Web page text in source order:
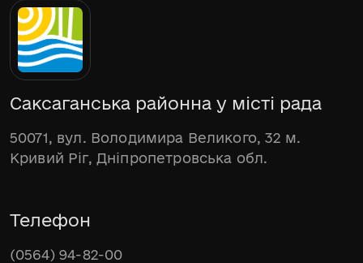
Саксаганська районна у місті рада
50071, вул. Володимира Великого, 32 м.
Кривий Ріг, Дніпропетровська обл.
Телефон
(0564) 94-82-00